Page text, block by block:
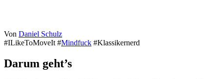
Von Daniel Schulz
#ILikeToMoveIt #Mindfuck #Klassikernerd
Darum geht’s